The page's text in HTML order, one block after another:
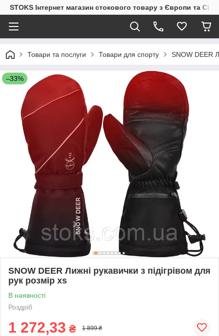
STOKS Інтернет магазин стокового товару з Європи та
Товари та послуги Товари для спорту SNOW DEER
–33%
SNOW DEER Лижні рукавички з підігрівом для
рук розмір xs
В наявності
Роздріб
1 272,33 ₴ 1 899 ₴